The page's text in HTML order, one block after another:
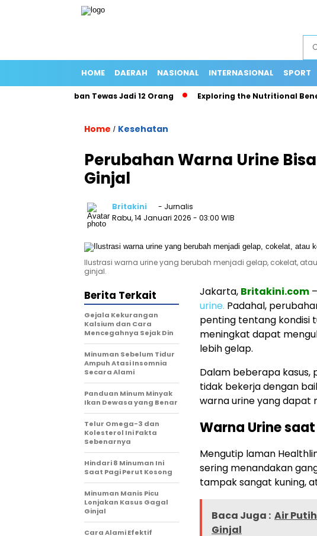
HOME DAERAH NASIONAL INTERNASIONAL SPORT
Panjang Korban Tewas Jadi 12 Orang Exploring the Nutritional
Home / Kesehatan
Perubahan Warna Urine
Ginjal
Britakini
- Jurnalis
Rabu, 14 Januari 2026 - 03:00 WIB
Ilustrasi warna urine yang berubah menjadi gelap, cokelat,
ginjal.
Jakarta, Britakini.com
urine. Padahal,
penting tentang kondisi
meningkat dapat
lebih gelap.
Dalam beberapa kasus,
tidak bekerja dengan
warna urine yang dapat
Warna Urine
Mengutip laman
sering menandakan
tampak sangat kuning,
Baca Juga : Air
Ginjal
Berita Terkait
Gejala Kekurangan
Kalsium dan Cara
Mencegahnya Sejak Din
Minuman Sebelum Tidur
Ampuh Atasi Insomnia
Secara Alami
Panduan Minum Minyak
Ikan Dewasa yang Benar
Telur Omega-3 dan
Kolesterol Ini Fakta
Sebenarnya
Hindari 8 Minuman Ini
Saat Pagi Perut Kosong
Minuman Manis Picu
Lonjakan Kasus Gagal
Ginjal
Cara Alami Efektif